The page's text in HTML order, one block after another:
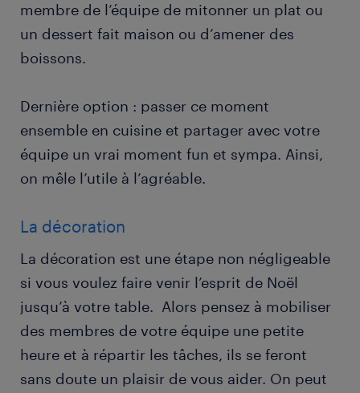
membre de l’équipe de mitonner un plat ou
un dessert fait maison ou d’amener des
boissons.
Dernière option : passer ce moment
ensemble en cuisine et partager avec votre
équipe un vrai moment fun et sympa. Ainsi,
on mêle l’utile à l’agréable.
La décoration
La décoration est une étape non négligeable
si vous voulez faire venir l’esprit de Noël
jusqu’à votre table. Alors pensez à mobiliser
des membres de votre équipe une petite
heure et à répartir les tâches, ils se feront
sans doute un plaisir de vous aider. On peut